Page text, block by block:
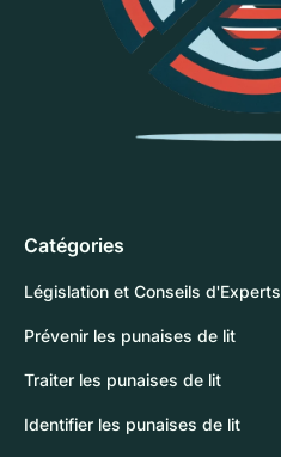
Catégories
Législation et Conseils d'Experts
Prévenir les punaises de lit
Traiter les punaises de lit
Identifier les punaises de lit